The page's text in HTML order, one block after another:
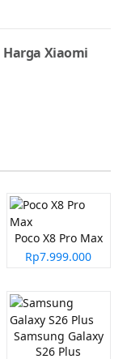
Harga Xiaomi
Poco X8 Pro Max
Rp7.999.000
Samsung Galaxy
S26 Plus